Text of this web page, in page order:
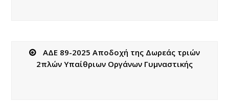
ΑΔΕ 89-2025 Αποδοχή της Δωρεάς τριών
2πλών Υπαίθριων Οργάνων Γυμναστικής